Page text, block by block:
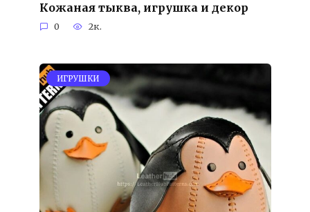
Кожаная тыква, игрушка и декор
0 2к.
ИГРУШКИ